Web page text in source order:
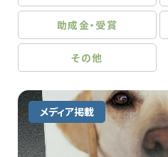
助成金・受賞
その他
メディア掲載